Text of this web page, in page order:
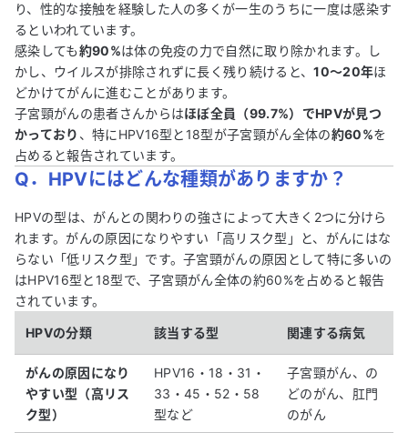
り、性的な接触を経験した人の多くが一生のうちに一度は感染す
るといわれています。
感染しても約90%は体の免疫の力で自然に取り除かれます。し
かし、ウイルスが排除されずに長く残り続けると、10〜20年ほ
どかけてがんに進むことがあります。
子宮頸がんの患者さんからはほぼ全員（99.7%）でHPVが見つ
かっており 、特にHPV16型と18型が子宮頸がん全体の約60%を
占めると報告されています。
Q．HPVにはどんな種類がありますか？
HPVの型は、がんとの関わりの強さによって大きく2つに分けら
れます。がんの原因になりやすい「高リスク型」と、がんにはな
らない「低リスク型」です。子宮頸がんの原因として特に多いの
はHPV16型と18型で、子宮頸がん全体の約60%を占めると報告
されています。
HPVの分類 該当する型 関連する病気
がんの原因になり
やすい型（高リス
ク型）
HPV16・18・31・
33・45・52・58
型など
子宮頸がん、の
どのがん、肛門
のがん